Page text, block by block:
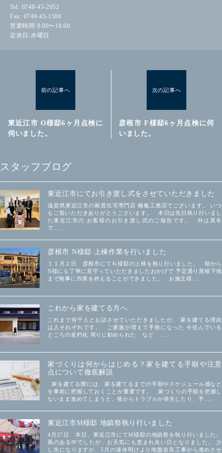
Tel: 0749-45-2052
Fax: 0749-45-1506
営業時間:8:00〜18:00
定休日:水曜日
前の記事へ
東近江市 O様邸6ヶ月点検に
伺いました。
次の記事へ
彦根市 F様邸6ヶ月点検に伺
いました。
スタッフブログ
東近江市にてお引き渡し式をさせていただきました
滋賀県東近江市の耐震住宅専門店 楠亀工務店でございます。 いつ
もご覧いただきありがとうございます。 本日は先日執り行いまし
た東近江市の お客様のお引き渡し式のご報告です。 外は真冬
で.....
彦根市 N様邸 上棟作業を行いました
１１月２日 彦根市にてＮ様邸の上棟を執り行いました。 朝から
N様にも丁寧に見守っていただきましたおかげで 予定通り屋根下地
まで無事に作業を終えることができました。 お施主様.....
これから家を建てる方へ
これまで何千人とお話させていただきましたが、 家を建てる理由
は人それぞれです。 ご家族が増えて手狭になった 今住んでいる
ところの老朽化 周りに勧められた など .....
家づくりは何からはじめる？家を建てる手順や注意
点について徹底解説
家を建てる際には、家を建てるまでの手順やスケジュール感など
を事前に把握しておくことが重要です。 家づくりの手順を把握し
ないまま進めてしまうと、後からトラブルが発生したり、予.....
東近江市M様邸 地鎮祭執り行いました
4月27日 本日、東近江市にてM様邸の地鎮祭を執り行いました。
風のある中でしたが、お天気にも恵まれ良い日となりました。 少
し先になりますが、5月の連休明けより地盤改良工事から進めさせ